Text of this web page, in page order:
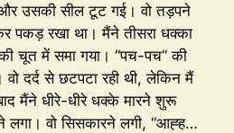
उसकी सील टूट गई। वो तड़पने
रखा था। मैंने तीसरा धक्का
चूत में समा गया। “पच-पच” की
दर्द से छटपटा रही थी, लेकिन मैं
मैंने धीरे-धीरे धक्के मारने शुरू
वो सिसकारने लगी, “आह्ह…